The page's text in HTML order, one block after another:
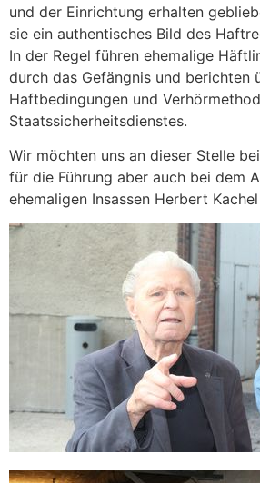
und der Einrichtung erhalten
sie ein authentisches Bild des
In der Regel führen ehemalige
durch das Gefängnis und berichten
Haftbedingungen und
Staatssicherheitsdienstes.
Wir möchten uns an dieser Stelle
für die Führung aber auch bei dem
ehemaligen Insassen Herbert